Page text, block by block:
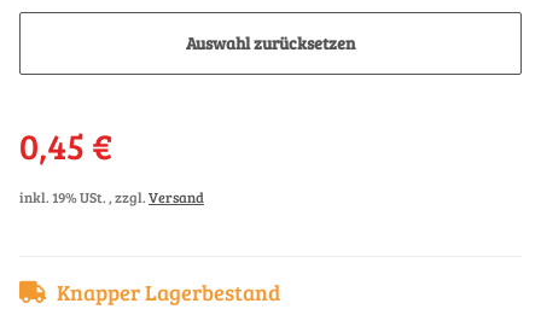
Auswahl zurücksetzen
0,45 €
inkl. 19% USt. , zzgl.Versand
Knapper Lagerbestand